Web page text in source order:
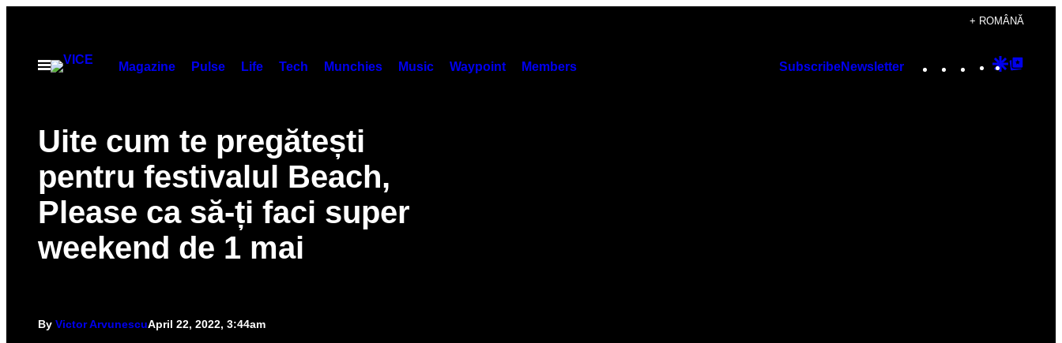
content
+ ROMÂNĂ
Open
Magazine Pulse Life Tech Munchies Music Waypoint Members SubscribeNewsletter Instagram
TikTok
YouTube
Google
Uite cum te pregătești
pentru festivalul Beach,
Please ca să-ți faci super
weekend de 1 mai
By Victor ArvunescuApril 22, 2022, 3:44am